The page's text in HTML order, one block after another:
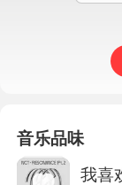
音乐品味
我喜